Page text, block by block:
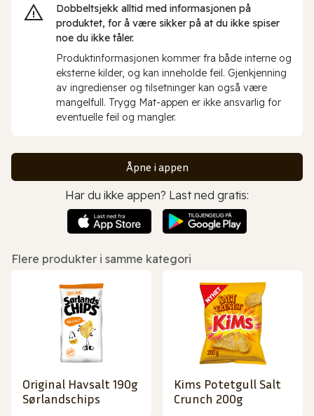
Dobbeltsjekk alltid med informasjonen på
produktet, for å være sikker på at du ikke spiser
noe du ikke tåler.
Produktinformasjonen kommer fra både interne og
eksterne kilder, og kan inneholde feil. Gjenkjenning
av ingredienser og tilsetninger kan også være
mangelfull. Trygg Mat-appen er ikke ansvarlig for
eventuelle feil og mangler.
Åpne i appen
Har du ikke appen? Last ned gratis:
Flere produkter i samme kategori
Original Havsalt 190g
Sørlandschips
Kims Potetgull Salt
Crunch 200g